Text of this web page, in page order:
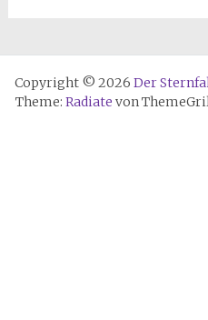
Copyright © 2026 Der
Theme: Radiate von